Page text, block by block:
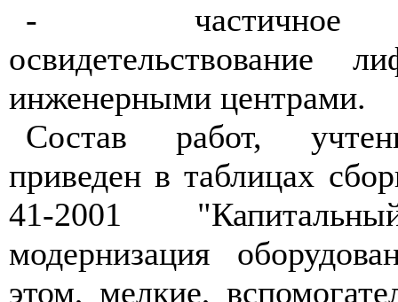
- частичное
освидетельствование
инженерными центрами.
Состав работ,
приведен в таблицах
41-2001
модернизация
этом, мелкие,